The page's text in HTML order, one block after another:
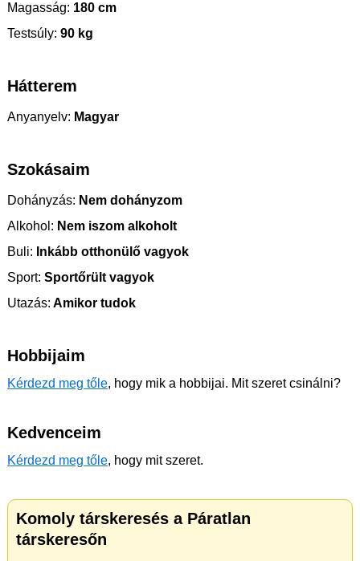
Magasság: 180 cm
Testsúly: 90 kg
Hátterem
Anyanyelv: Magyar
Szokásaim
Dohányzás: Nem dohányzom
Alkohol: Nem iszom alkoholt
Buli: Inkább otthonülő vagyok
Sport: Sportőrült vagyok
Utazás: Amikor tudok
Hobbijaim
Kérdezd meg tőle, hogy mik a hobbijai. Mit szeret csinálni?
Kedvenceim
Kérdezd meg tőle, hogy mit szeret.
Komoly társkeresés a Páratlan
társkeresőn